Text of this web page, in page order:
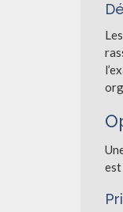
est